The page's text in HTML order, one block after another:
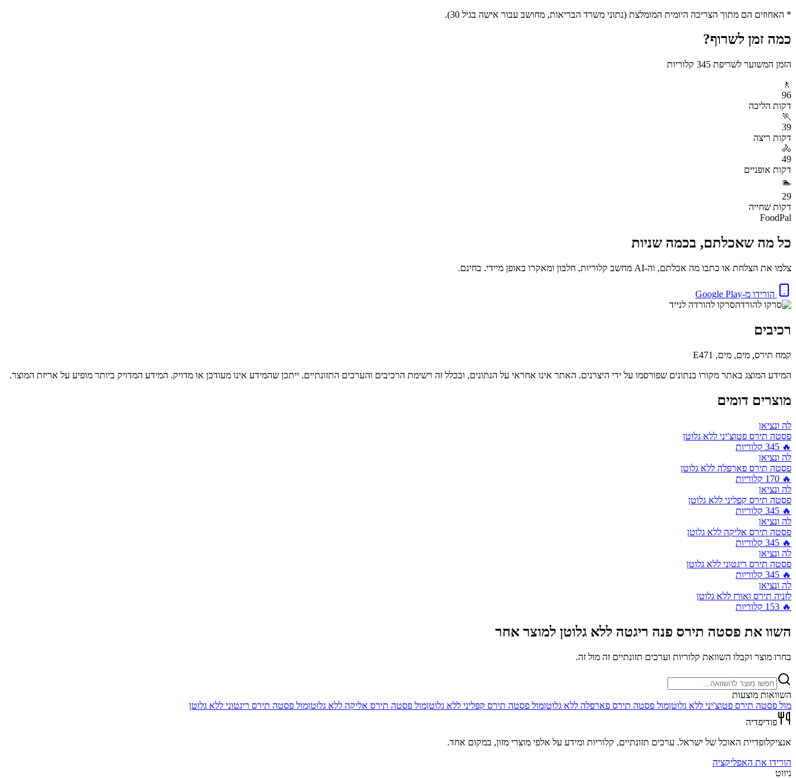
* האחוזים הם מתוך הצריכה היומית המומלצת (נתוני משרד הבריאות, מחושב עבור אישה בגיל 30).
כמה זמן לשרוף?
הזמן המשוער לשריפת 345 קלוריות
🚶
96
דקות הליכה
🏃
39
דקות ריצה
🚴
49
דקות אופניים
🏊
29
דקות שחייה
FoodPal
כל מה שאכלתם, בכמה שניות
צלמו את הצלחת או כתבו מה אכלתם, וה-AI מחשב קלוריות, חלבון ומאקרו באופן מיידי. בחינם.
הורידו מ-Google Play
סרקו להורדה לנייד
רכיבים
קמח תירס, מים, מים, E471
המידע המוצג באתר מקורו בנתונים שפורסמו על ידי היצרנים. האתר אינו אחראי על הנתונים, ובכלל זה רשימת הרכיבים והערכים התזונתיים. ייתכן שהמידע אינו מעודכן או מדויק. המידע המדויק ביותר מופיע על אריזת המוצר.
מוצרים דומים
לה ונציאן
פסטה תירס פטוצ'יני ללא גלוטן
🔥
345 קלוריות
לה ונציאן
פסטה תירס פארפלה ללא גלוטן
🔥
170 קלוריות
לה ונציאן
פסטה תירס קפליני ללא גלוטן
🔥
345 קלוריות
לה ונציאן
פסטה תירס אליקה ללא גלוטן
🔥
345 קלוריות
לה ונציאן
פסטה תירס ריגטוני ללא גלוטן
🔥
345 קלוריות
לה ונציאן
לזניה תירס ואורז ללא גלוטן
🔥
153 קלוריות
השוו את פסטה תירס פנה ריגטה ללא גלוטן למוצר אחר
בחרו מוצר וקבלו השוואת קלוריות וערכים תזונתיים זה מול זה.
השוואות מוצעות
מול פסטה תירס פטוצ'יני ללא גלוטןמול פסטה תירס פארפלה ללא גלוטןמול פסטה תירס קפליני ללא גלוטןמול פסטה תירס אליקה ללא גלוטןמול פסטה תירס ריגטוני ללא גלוטן
פודיפדיה
אנציקלופדיית האוכל של ישראל. ערכים תזונתיים, קלוריות ומידע על אלפי מוצרי מזון, במקום אחד.
הורידו את האפליקציה
ניווט